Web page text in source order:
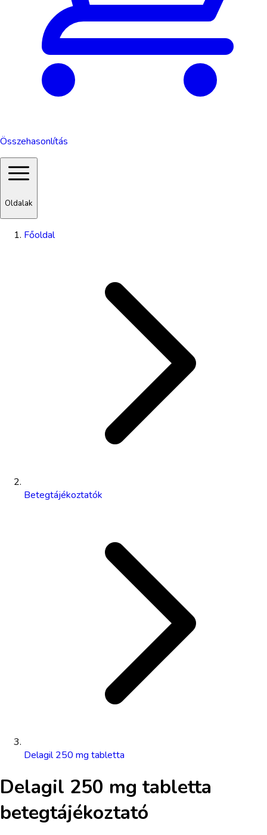
Összehasonlítás
Oldalak
Főoldal
Betegtájékoztatók
Delagil 250 mg tabletta
Delagil 250 mg tabletta
betegtájékoztató